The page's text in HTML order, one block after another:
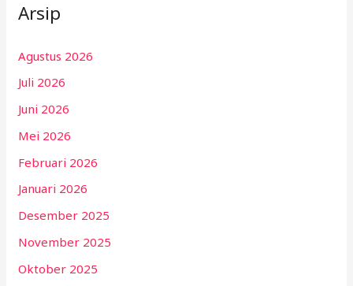
Arsip
Agustus 2026
Juli 2026
Juni 2026
Mei 2026
Februari 2026
Januari 2026
Desember 2025
November 2025
Oktober 2025